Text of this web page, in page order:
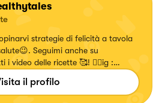
strategie di felicità a tavola
Seguimi anche su
video delle ricette 🥰! 👉🏻ig :
il profilo